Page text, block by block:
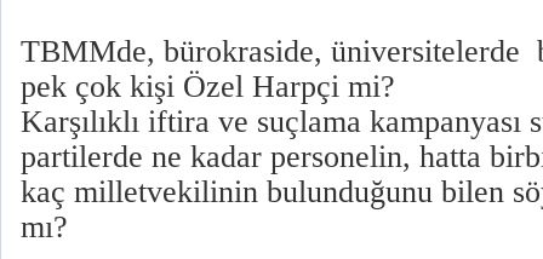
TBMMde, bürokraside, üniversitelerde
pek çok kişi Özel Harpçi mi?
Karşılıklı iftira ve suçlama kampanyası
partilerde ne kadar personelin, hatta
kaç milletvekilinin bulunduğunu bilen
mı?